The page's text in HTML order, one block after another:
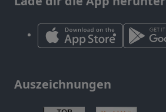
Auszeichnungen